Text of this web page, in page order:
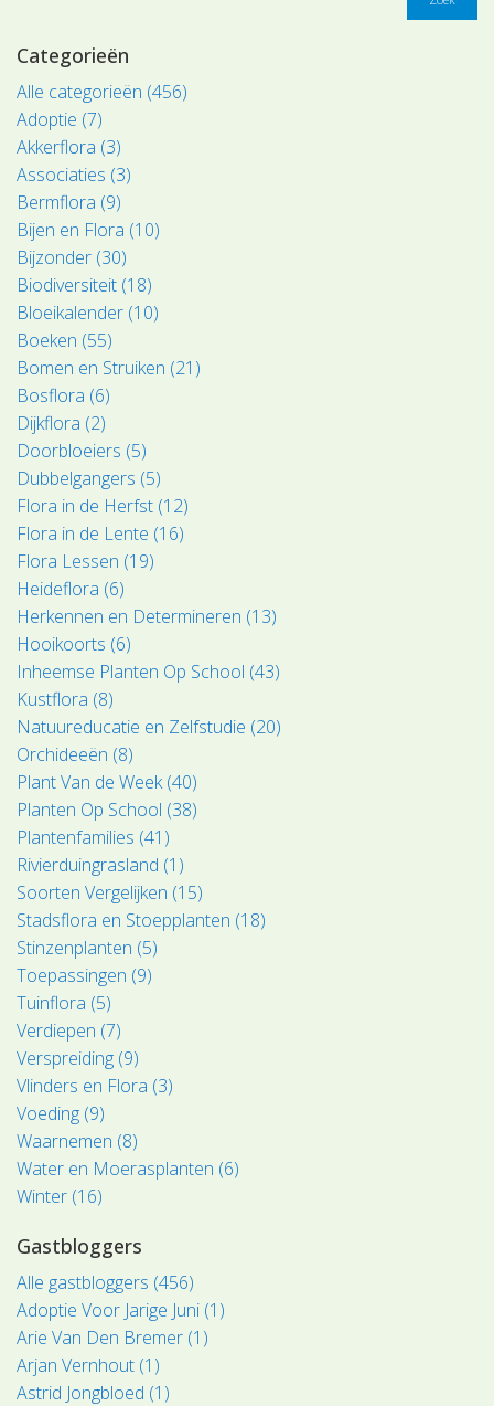
Categorieën
Alle categorieën (456)
Adoptie (7)
Akkerflora (3)
Associaties (3)
Bermflora (9)
Bijen en Flora (10)
Bijzonder (30)
Biodiversiteit (18)
Bloeikalender (10)
Boeken (55)
Bomen en Struiken (21)
Bosflora (6)
Dijkflora (2)
Doorbloeiers (5)
Dubbelgangers (5)
Flora in de Herfst (12)
Flora in de Lente (16)
Flora Lessen (19)
Heideflora (6)
Herkennen en Determineren (13)
Hooikoorts (6)
Inheemse Planten Op School (43)
Kustflora (8)
Natuureducatie en Zelfstudie (20)
Orchideeën (8)
Plant Van de Week (40)
Planten Op School (38)
Plantenfamilies (41)
Rivierduingrasland (1)
Soorten Vergelijken (15)
Stadsflora en Stoepplanten (18)
Stinzenplanten (5)
Toepassingen (9)
Tuinflora (5)
Verdiepen (7)
Verspreiding (9)
Vlinders en Flora (3)
Voeding (9)
Waarnemen (8)
Water en Moerasplanten (6)
Winter (16)
Gastbloggers
Alle gastbloggers (456)
Adoptie Voor Jarige Juni (1)
Arie Van Den Bremer (1)
Arjan Vernhout (1)
Astrid Jongbloed (1)